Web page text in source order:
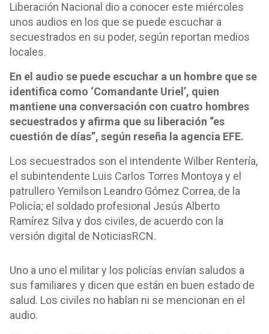
Liberación Nacional dio a conocer este miércoles
unos audios en los que se puede escuchar a
secuestrados en su poder, según reportan medios
locales.
En el audio se puede escuchar a un hombre que se
identifica como ‘Comandante Uriel’, quien
mantiene una conversación con cuatro hombres
secuestrados y afirma que su liberación “es
cuestión de días”, según reseña la agencia EFE.
Los secuestrados son el intendente Wilber Rentería,
el subintendente Luis Carlos Torres Montoya y el
patrullero Yemilson Leandro Gómez Correa, de la
Policía; el soldado profesional Jesús Alberto
Ramírez Silva y dos civiles, de acuerdo con la
versión digital de NoticiasRCN.
Uno a uno el militar y los policías envían saludos a
sus familiares y dicen que están en buen estado de
salud. Los civiles no hablan ni se mencionan en el
audio.